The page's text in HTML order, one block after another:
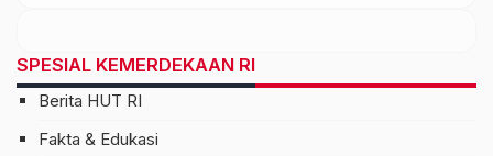
SPESIAL KEMERDEKAAN RI
Berita HUT RI
Fakta & Edukasi